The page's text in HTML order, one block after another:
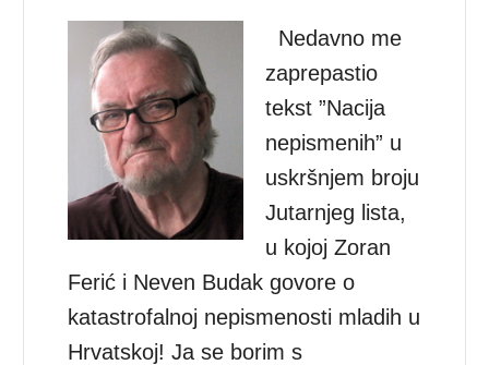
Nedavno me
zaprepastio
tekst ”Nacija
nepismenih” u
uskršnjem broju
Jutarnjeg lista,
u kojoj Zoran
Ferić i Neven Budak govore o
katastrofalnoj nepismenosti mladih u
Hrvatskoj! Ja se borim s